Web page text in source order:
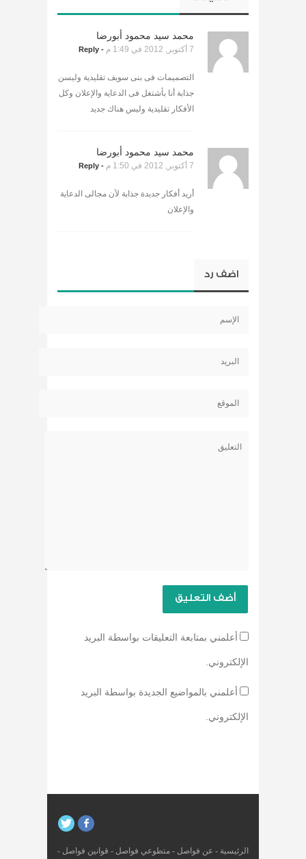
محمد سيد محمود أبورضا
7 أكتوبر, 2012 في 1:49 م - Reply
التصميمات فى بنى سويف تقليدية وليسن
جذابة أنا بأشتغل فى الدعاية والإعلان وكل
الأفكار تقليدية وليس هناك جديد
محمد سيد محمود أبورضا
7 أكتوبر, 2012 في 1:50 م - Reply
أريد أفكار جديدة جذابة لآن مجالى الدعاية
والإعلان
اضف رد
أعلمني بمتابعة التعليقات بواسطة البريد
الإلكتروني.
أعلمني بالمواضيع الجديدة بواسطة البريد
الإلكتروني.
الرئيسية - عن فواصل - متطوعي فواصل - قوانين فواصل -